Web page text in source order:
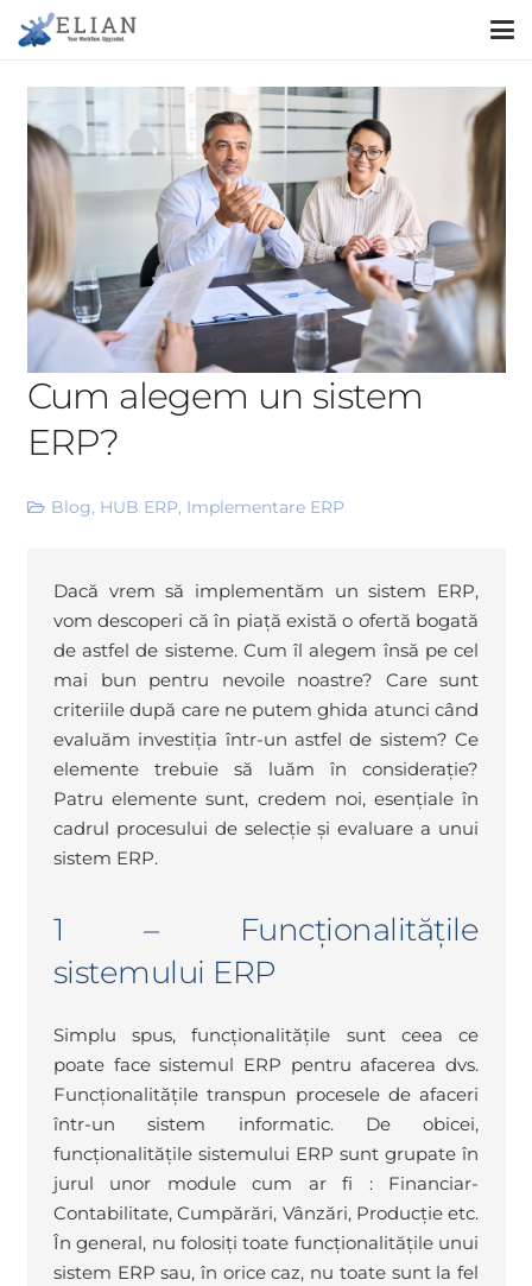
Cum alegem un sistem
ERP?
Blog, HUB ERP, Implementare ERP
Dacă vrem să implementăm un sistem ERP,
vom descoperi că în piață există o ofertă bogată
de astfel de sisteme. Cum îl alegem însă pe cel
mai bun pentru nevoile noastre? Care sunt
criteriile după care ne putem ghida atunci când
evaluăm investiția într-un astfel de sistem? Ce
elemente trebuie să luăm în considerație?
Patru elemente sunt, credem noi, esențiale în
cadrul procesului de selecție și evaluare a unui
sistem ERP.
1 – Funcționalitățile
sistemului ERP
Simplu spus, funcționalitățile sunt ceea ce
poate face sistemul ERP pentru afacerea dvs.
Funcționalitățile transpun procesele de afaceri
într-un sistem informatic. De obicei,
funcționalitățile sistemului ERP sunt grupate în
jurul unor module cum ar fi : Financiar-
Contabilitate, Cumpărări, Vânzări, Producție etc.
În general, nu folosiți toate funcționalitățile unui
sistem ERP sau, în orice caz, nu toate sunt la fel